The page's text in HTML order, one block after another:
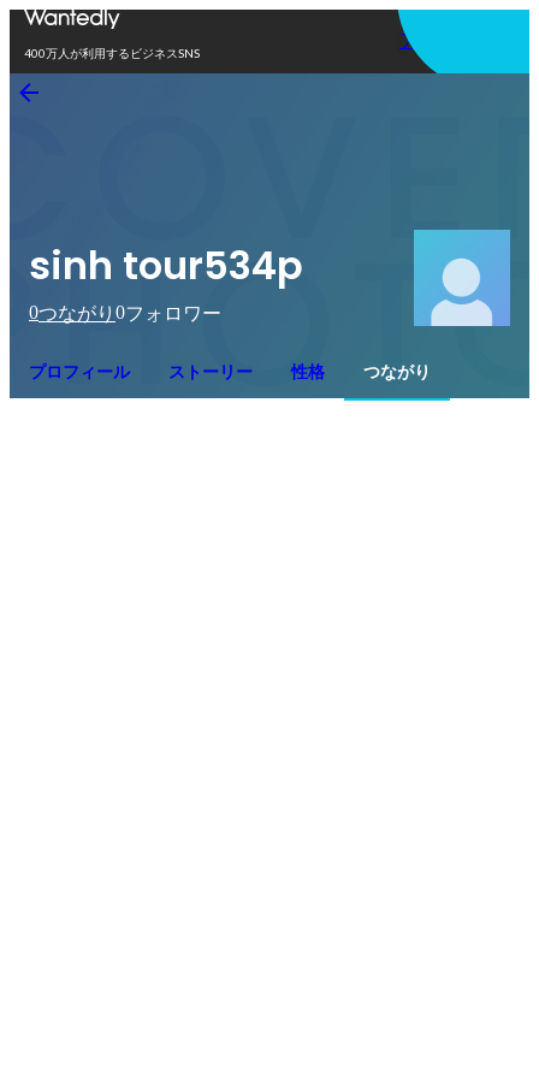
400万人が利用するビジネスSNS
アプリを使う
sinh tour534p
0つながり 0フォロワー
プロフィール ストーリー 性格 つながり